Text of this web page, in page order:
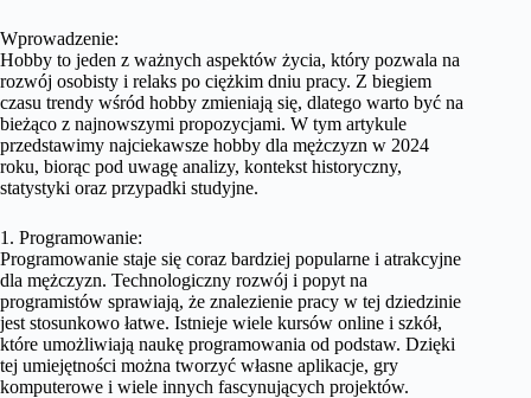
Wprowadzenie:
Hobby to jeden z ważnych aspektów życia, który pozwala na
rozwój osobisty i relaks po ciężkim dniu pracy. Z biegiem
czasu trendy wśród hobby zmieniają się, dlatego warto być na
bieżąco z najnowszymi propozycjami. W tym artykule
przedstawimy najciekawsze hobby dla mężczyzn w 2024
roku, biorąc pod uwagę analizy, kontekst historyczny,
statystyki oraz przypadki studyjne.
1. Programowanie:
Programowanie staje się coraz bardziej popularne i atrakcyjne
dla mężczyzn. Technologiczny rozwój i popyt na
programistów sprawiają, że znalezienie pracy w tej dziedzinie
jest stosunkowo łatwe. Istnieje wiele kursów online i szkół,
które umożliwiają naukę programowania od podstaw. Dzięki
tej umiejętności można tworzyć własne aplikacje, gry
komputerowe i wiele innych fascynujących projektów.